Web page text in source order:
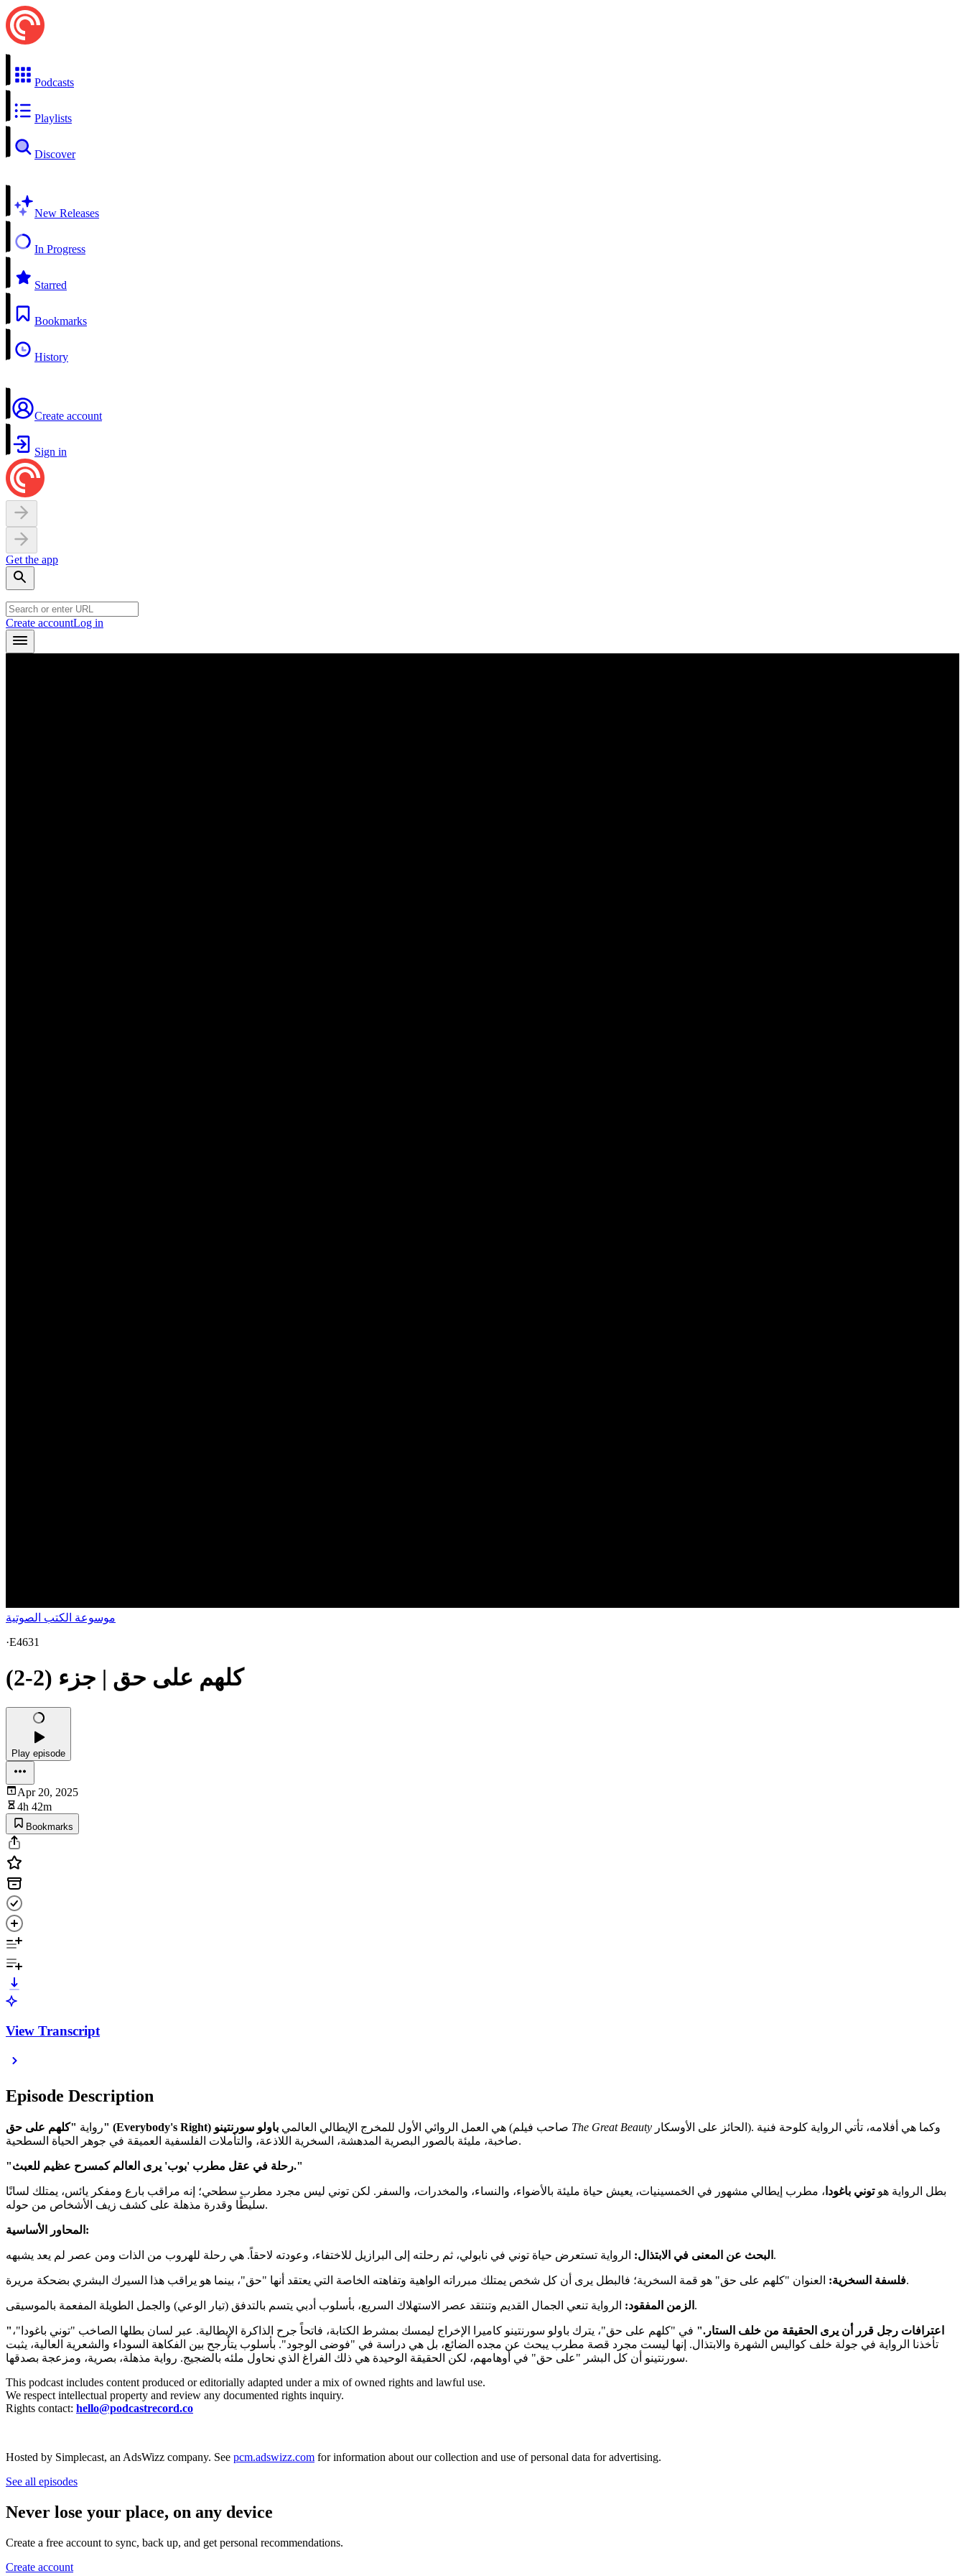
Podcasts
Playlists
Discover
New Releases
In Progress
Starred
Bookmarks
History
Create account
Sign in
Get the app
Create accountLog in
موسوعة الكتب الصوتية
·E4631
كلهم على حق | جزء (2-2)
Play episode
Apr 20, 2025
4h 42m
Bookmarks
View Transcript
Episode Description
رواية"كلهم على حق" (Everybody's Right) هي العمل الروائي الأول للمخرج الإيطالي العالمي باولو سورنتينو The Great Beauty
صاخبة، مليئة بالصور البصرية المدهشة، السخرية اللاذعة، والتأملات الفلسفية العميقة في جوهر الحياة السطحية.
"رحلة في عقل مطرب 'بوب' يرى العالم كمسرح عظيم للعبث."
بطل الرواية هوتوني باغودا ، مطرب إيطالي مشهور في الخمسينيات، يعيش حياة مليئة بالأضواء، والنساء، والمخدرات، والسفر. لكن توني ليس مجرد مطرب سطحي؛ إنه مراقب بارع ومفكر يائس، يمتلك لسانًا
سليطًا وقدرة مذهلة على كشف زيف الأشخاص من حوله.
المحاور الأساسية:
البحث عن المعنى في الابتذال: الرواية تستعرض حياة توني في نابولي، ثم رحلته إلى البرازيل للاختفاء، وعودته لاحقاً. هي رحلة للهروب من الذات ومن عصر لم يعد يشبهه.
فلسفة السخرية:العنوان "كلهم على حق" هو قمة السخرية؛ فالبطل يرى أن كل شخص يمتلك مبرراته الواهية وتفاهته الخاصة التي يعتقد أنها "حق"، بينما هو يراقب هذا السيرك البشري بضحكة مريرة.
الزمن المفقود: الرواية تنعي الجمال القديم وتنتقد عصر الاستهلاك السريع، بأسلوب أدبي يتسم بالتدفق (تيار الوعي) والجمل الطويلة المفعمة بالموسيقى.
"اعترافات رجل قرر أن يرى الحقيقة من خلف الستار." في "كلهم على حق"، يترك باولو سورنتينو كاميرا الإخراج ليمسك بمشرط الكتابة، فاتحاً جرح الذاكرة الإيطالية. عبر لسان بطلها الصاخب "توني باغودا"،
تأخذنا الرواية في جولة خلف كواليس الشهرة والابتذال. إنها ليست مجرد قصة مطرب يبحث عن مجده الضائع، بل هي دراسة في "فوضى الوجود". بأسلوب يتأرجح بين الفكاهة السوداء والشعرية العالية، يثبت
سورنتينو أن كل البشر "على حق" في أوهامهم، لكن الحقيقة الوحيدة هي ذلك الفراغ الذي نحاول ملئه بالضجيج. رواية مذهلة، بصرية، ومزعجة بصدقها.
This podcast includes content produced or editorially adapted under a mix of owned rights and lawful use.
We respect intellectual property and review any documented rights inquiry.
Rights contact: hello@podcastrecord.co
Hosted by Simplecast, an AdsWizz company. See pcm.adswizz.com for information about our collection and use of personal data for advertising.
See all episodes
Never lose your place, on any device
Create a free account to sync, back up, and get personal recommendations.
Create account